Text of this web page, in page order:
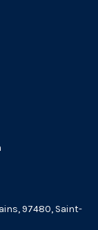
97480, Saint-